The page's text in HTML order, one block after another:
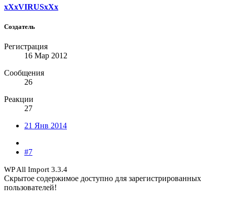
xXxVIRUSxXx
Создатель
Регистрация
16 Мар 2012
Сообщения
26
Реакции
27
21 Янв 2014
#7
WP All Import 3.3.4
Скрытое содержимое доступно для зарегистрированных
пользователей!